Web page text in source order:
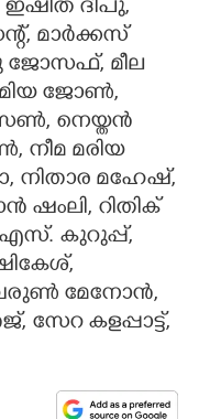
ദീപു,
മാർക്കസ്
ജോസഫ്, മീല
ജോൺ,
നെയ്തൻ
മരിയ
നിതാര മഹേഷ്,
ഷംലി, റിതിക്
എസ്. കുറുപ്പ്,
മേനോൻ,
സേറ കളപ്പാട്ട്,